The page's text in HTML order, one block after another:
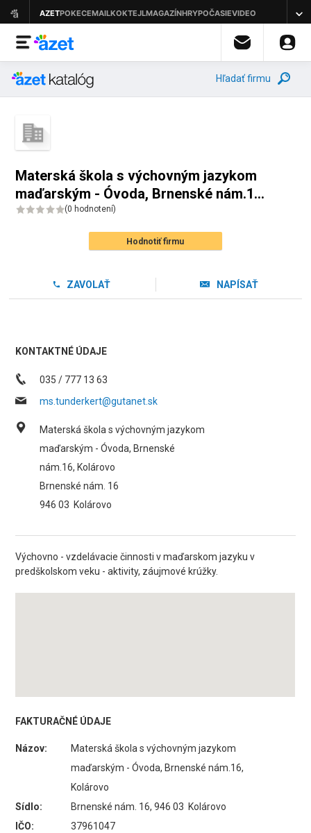
Hľadať firmu
Materská škola s výchovným jazykom
maďarským - Óvoda, Brnenské nám.16,
Kolárovo
(0 hodnotení)
Hodnotiť firmu
ZAVOLAŤ NAPÍSAŤ
KONTAKTNÉ ÚDAJE
035 / 777 13 63
ms.tunderkert@gutanet.sk
Materská škola s výchovným jazykom
maďarským - Óvoda, Brnenské
nám.16, Kolárovo
Brnenské nám. 16
946 03 Kolárovo
Výchovno - vzdelávacie činnosti v maďarskom jazyku v
predškolskom veku - aktivity, záujmové krúžky.
FAKTURAČNÉ ÚDAJE
Názov:
Materská škola s výchovným jazykom
maďarským - Óvoda, Brnenské nám.16,
Kolárovo
Sídlo:
Brnenské nám. 16, 946 03 Kolárovo
IČO:
37961047